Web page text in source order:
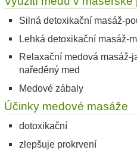
Silná detoxikační masáž-
Lehká detoxikační masáž-
Relaxační medová masáž-
naředěný med
Medové zábaly
Účinky medové masáže
dotoxikační
zlepšuje prokrvení